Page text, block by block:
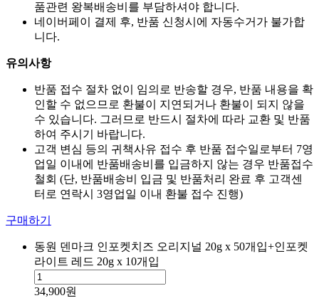
품관련 왕복배송비를 부담하셔야 합니다.
네이버페이 결제 후, 반품 신청시에 자동수거가 불가합
니다.
유의사항
반품 접수 절차 없이 임의로 반송할 경우, 반품 내용을 확
인할 수 없으므로 환불이 지연되거나 환불이 되지 않을
수 있습니다. 그러므로 반드시 절차에 따라 교환 및 반품
하여 주시기 바랍니다.
고객 변심 등의 귀책사유 접수 후 반품 접수일로부터 7영
업일 이내에 반품배송비를 입금하지 않는 경우 반품접수
철회 (단, 반품배송비 입금 및 반품처리 완료 후 고객센
터로 연락시 3영업일 이내 환불 접수 진행)
구매하기
동원 덴마크 인포켓치즈 오리지널 20g x 50개입+인포켓
라이트 레드 20g x 10개입
34,900원